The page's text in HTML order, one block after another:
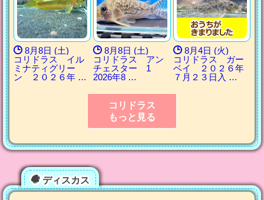
8月8日 (土)
コリドラス イル
ミナティグリー
ン ２０２６年 …
8月8日 (土)
コリドラス アン
チェスター 1
2026年8 …
8月4日 (火)
コリドラス ガー
ベイ ２０２６年
７月２３日入 …
コリドラス
もっと見る
ディスカス